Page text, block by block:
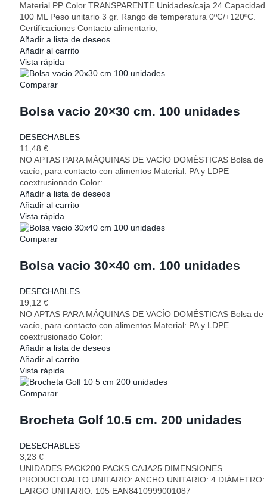
Material PP Color TRANSPARENTE Unidades/caja 24 Capacidad
100 ML Peso unitario 3 gr. Rango de temperatura 0ºC/+120ºC.
Certificaciones Contacto alimentario,
Añadir a lista de deseos
Añadir al carrito
Vista rápida
Comparar
Bolsa vacio 20×30 cm. 100 unidades
DESECHABLES
11,48 €
NO APTAS PARA MÁQUINAS DE VACÍO DOMÉSTICAS Bolsa de
vacío, para contacto con alimentos Material: PA y LDPE
coextrusionado Color:
Añadir a lista de deseos
Añadir al carrito
Vista rápida
Comparar
Bolsa vacio 30×40 cm. 100 unidades
DESECHABLES
19,12 €
NO APTAS PARA MÁQUINAS DE VACÍO DOMÉSTICAS Bolsa de
vacío, para contacto con alimentos Material: PA y LDPE
coextrusionado Color:
Añadir a lista de deseos
Añadir al carrito
Vista rápida
Comparar
Brocheta Golf 10.5 cm. 200 unidades
DESECHABLES
3,23 €
UNIDADES PACK200 PACKS CAJA25 DIMENSIONES
PRODUCTOALTO UNITARIO: ANCHO UNITARIO: 4 DIÁMETRO:
LARGO UNITARIO: 105 EAN8410999001087